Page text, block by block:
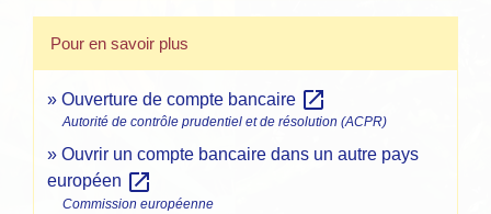
Pour en savoir plus
Ouverture de compte bancaire open_in_new
Autorité de contrôle prudentiel et de résolution (ACPR)
Ouvrir un compte bancaire dans un autre pays
européen open_in_new
Commission européenne